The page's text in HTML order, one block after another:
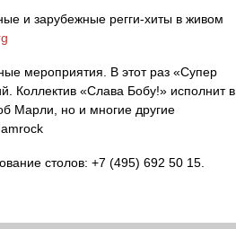
и зарубежные регги-хиты в живом
мероприятия. В этот раз «Супер
Коллектив «Слава Бобу!» исполнит в
Марли, но и многие другие
столов: +7 (495) 692 50 15.